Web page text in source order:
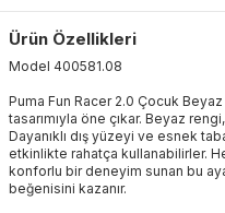
Ürün Özellikleri
Model 400581.08
Puma Fun Racer 2.0 Çocuk
tasarımıyla öne çıkar. Beyaz
Dayanıklı dış yüzeyi ve esnek
etkinlikte rahatça kullanabilirler.
konforlu bir deneyim sunan bu
beğenisini kazanır.